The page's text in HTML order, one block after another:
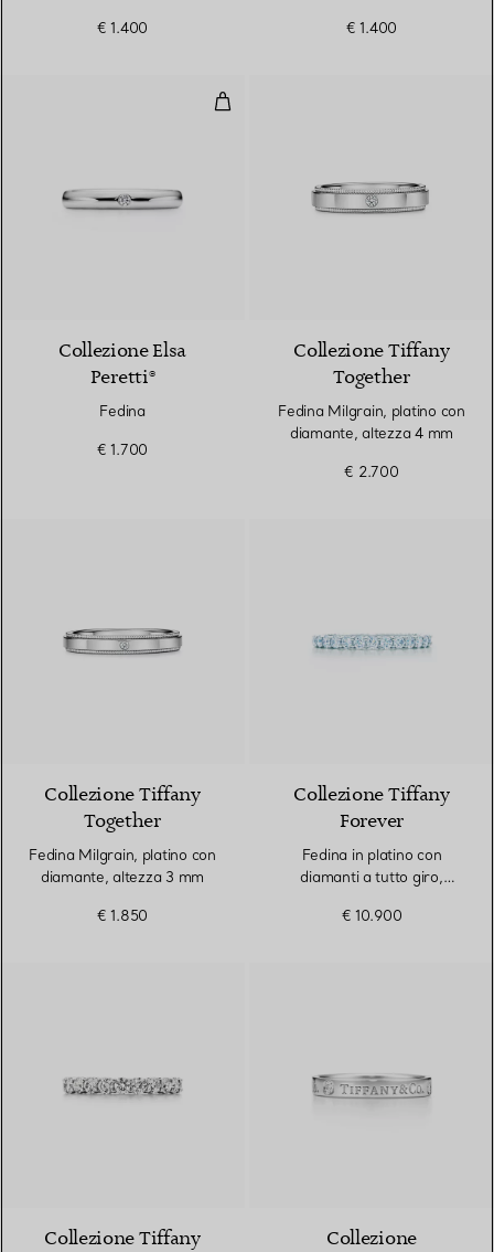
€ 1.400 € 1.400
Fedina
Collezione Elsa
Peretti®
Fedina
€ 1.700
Collezione Tiffany
Together
Fedina Milgrain, platino con
diamante, altezza 4 mm
€ 2.700
Collezione Tiffany
Together
Fedina Milgrain, platino con
diamante, altezza 3 mm
€ 1.850
Collezione Tiffany
Forever
Fedina in platino con
diamanti a tutto giro,
€ 10.900
Collezione Tiffany
Collezione